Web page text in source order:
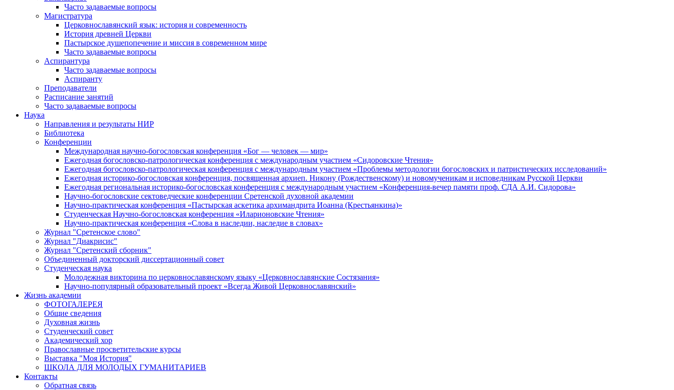
Часто задаваемые вопросы
Магистратура
Церковнославянский язык: история и современность
История древней Церкви
Пастырское душепопечение и миссия в современном мире
Часто задаваемые вопросы
Аспирантура
Часто задаваемые вопросы
Аспиранту
Преподаватели
Расписание занятий
Часто задаваемые вопросы
Наука
Направления и результаты НИР
Библиотека
Конференции
Международная научно-богословская конференция «Бог — человек — мир»
Ежегодная богословско-патрологическая конференция с международным участием «Сидоровские Чтения»
Ежегодная богословско-патрологическая конференция с международным участием «Проблемы методологии богословских и патристических исследований»
Ежегодная историко-богословская конференция, посвященная архиеп. Никону (Рождественскому) и новомученикам и исповедникам Русской Церкви
Ежегодная региональная историко-богословская конференция с международным участием «Конференция-вечер памяти проф. СДА А.И. Сидорова»
Научно-богословские сектоведческие конференции Сретенской духовной академии
Научно-практическая конференция «Пастырская аскетика архимандрита Иоанна (Крестьянкина)»
Студенческая Научно-богословская конференция «Иларионовские Чтения»
Научно-практическая конференция «Cлова в наследии, наследие в словах»
Журнал "Сретенское слово"
Журнал "Диакрисис"
Журнал "Сретенский сборник"
Объединенный докторский диссертационный совет
Студенческая наука
Молодежная викторина по церковнославянскому языку «Церковнославянские Состязания»
Научно-популярный образовательный проект «Всегда Живой Церковнославянский»
Жизнь академии
ФОТОГАЛЕРЕЯ
Общие сведения
Духовная жизнь
Студенческий совет
Академический хор
Православные просветительские курсы
Выставка "Моя История"
ШКОЛА ДЛЯ МОЛОДЫХ ГУМАНИТАРИЕВ
Контакты
Обратная связь